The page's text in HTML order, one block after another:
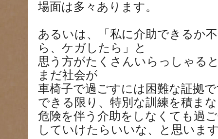
場面は多々あります。
あるいは、「私に介助できるか
ら、ケガしたら」と
思う方がたくさんいらっしゃる
まだ社会が
車椅子で過ごすには困難な証拠
できる限り、特別な訓練を積ま
危険を伴う介助をしなくても過
していけたらいいな、と思いま